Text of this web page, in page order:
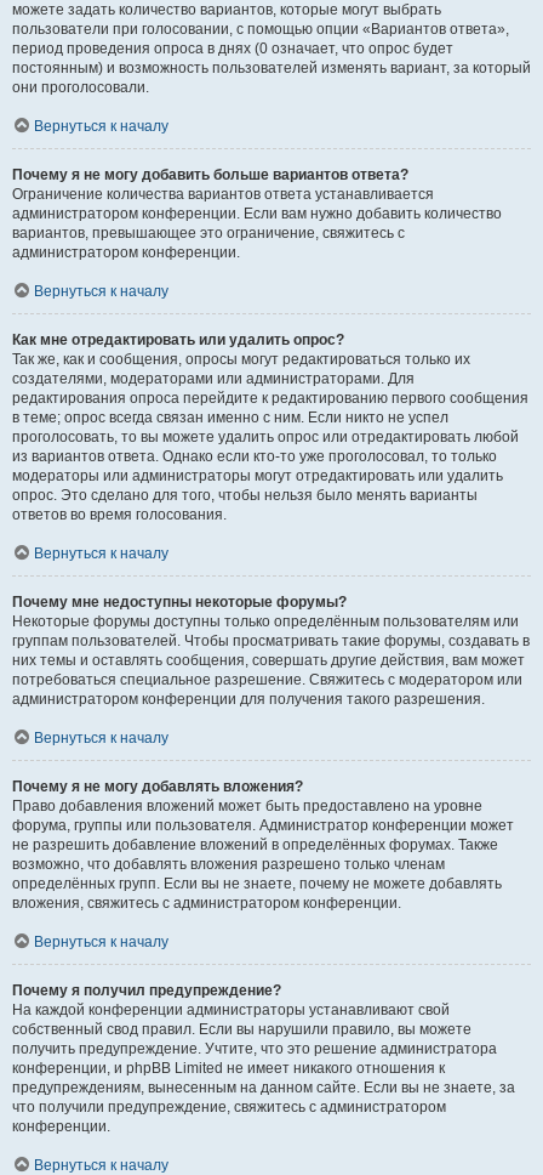
можете задать количество вариантов, которые могут выбрать
пользователи при голосовании, с помощью опции «Вариантов ответа»,
период проведения опроса в днях (0 означает, что опрос будет
постоянным) и возможность пользователей изменять вариант, за который
они проголосовали.
Вернуться к началу
Почему я не могу добавить больше вариантов ответа?
Ограничение количества вариантов ответа устанавливается
администратором конференции. Если вам нужно добавить количество
вариантов, превышающее это ограничение, свяжитесь с
администратором конференции.
Вернуться к началу
Как мне отредактировать или удалить опрос?
Так же, как и сообщения, опросы могут редактироваться только их
создателями, модераторами или администраторами. Для
редактирования опроса перейдите к редактированию первого сообщения
в теме; опрос всегда связан именно с ним. Если никто не успел
проголосовать, то вы можете удалить опрос или отредактировать любой
из вариантов ответа. Однако если кто-то уже проголосовал, то только
модераторы или администраторы могут отредактировать или удалить
опрос. Это сделано для того, чтобы нельзя было менять варианты
ответов во время голосования.
Вернуться к началу
Почему мне недоступны некоторые форумы?
Некоторые форумы доступны только определённым пользователям или
группам пользователей. Чтобы просматривать такие форумы, создавать в
них темы и оставлять сообщения, совершать другие действия, вам может
потребоваться специальное разрешение. Свяжитесь с модератором или
администратором конференции для получения такого разрешения.
Вернуться к началу
Почему я не могу добавлять вложения?
Право добавления вложений может быть предоставлено на уровне
форума, группы или пользователя. Администратор конференции может
не разрешить добавление вложений в определённых форумах. Также
возможно, что добавлять вложения разрешено только членам
определённых групп. Если вы не знаете, почему не можете добавлять
вложения, свяжитесь с администратором конференции.
Вернуться к началу
Почему я получил предупреждение?
На каждой конференции администраторы устанавливают свой
собственный свод правил. Если вы нарушили правило, вы можете
получить предупреждение. Учтите, что это решение администратора
конференции, и phpBB Limited не имеет никакого отношения к
предупреждениям, вынесенным на данном сайте. Если вы не знаете, за
что получили предупреждение, свяжитесь с администратором
конференции.
Вернуться к началу